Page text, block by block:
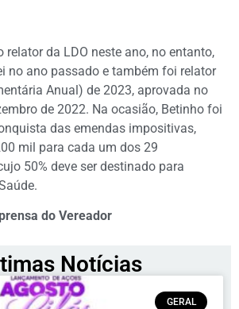
relator da LDO neste ano, no entanto,
no ano passado e também foi relator
Anual) de 2023, aprovada no
de 2022. Na ocasião, Betinho foi
das emendas impositivas,
mil para cada um dos 29
50% deve ser destinado para
do Vereador
Notícias
GERAL